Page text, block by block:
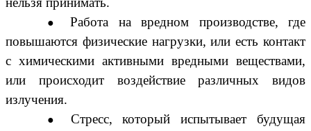
Работа на вредном производстве, где
повышаются физические нагрузки, или есть контакт
с химическими активными вредными веществами,
или происходит воздействие различных видов
излучения.
Стресс, который испытывает будущая